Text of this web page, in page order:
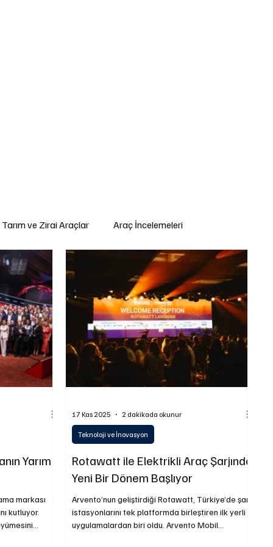
Tarım ve Zirai Araçlar Araç İncelemeleri
Sigorta ve Finansman Elektrikli Araçlar
Yetkili Servis Hizmetleri İkinci El Otomobil
Yarım
markası
kutluyor.
Rotawatt ile Elektrikli Araç Şarjında
Yeni Bir Dönem Başlıyor
Arvento’nun geliştirdiği Rotawatt, Türkiye’de şarj
istasyonlarını tek platformda birleştiren ilk yerli
uygulamalardan biri oldu. Arvento Mobil
Teknoloji ve İnovasyon
17 Kas 2025 2 dakikada okunur